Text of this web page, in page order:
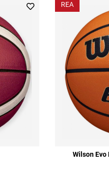
REA
Wilson Evo